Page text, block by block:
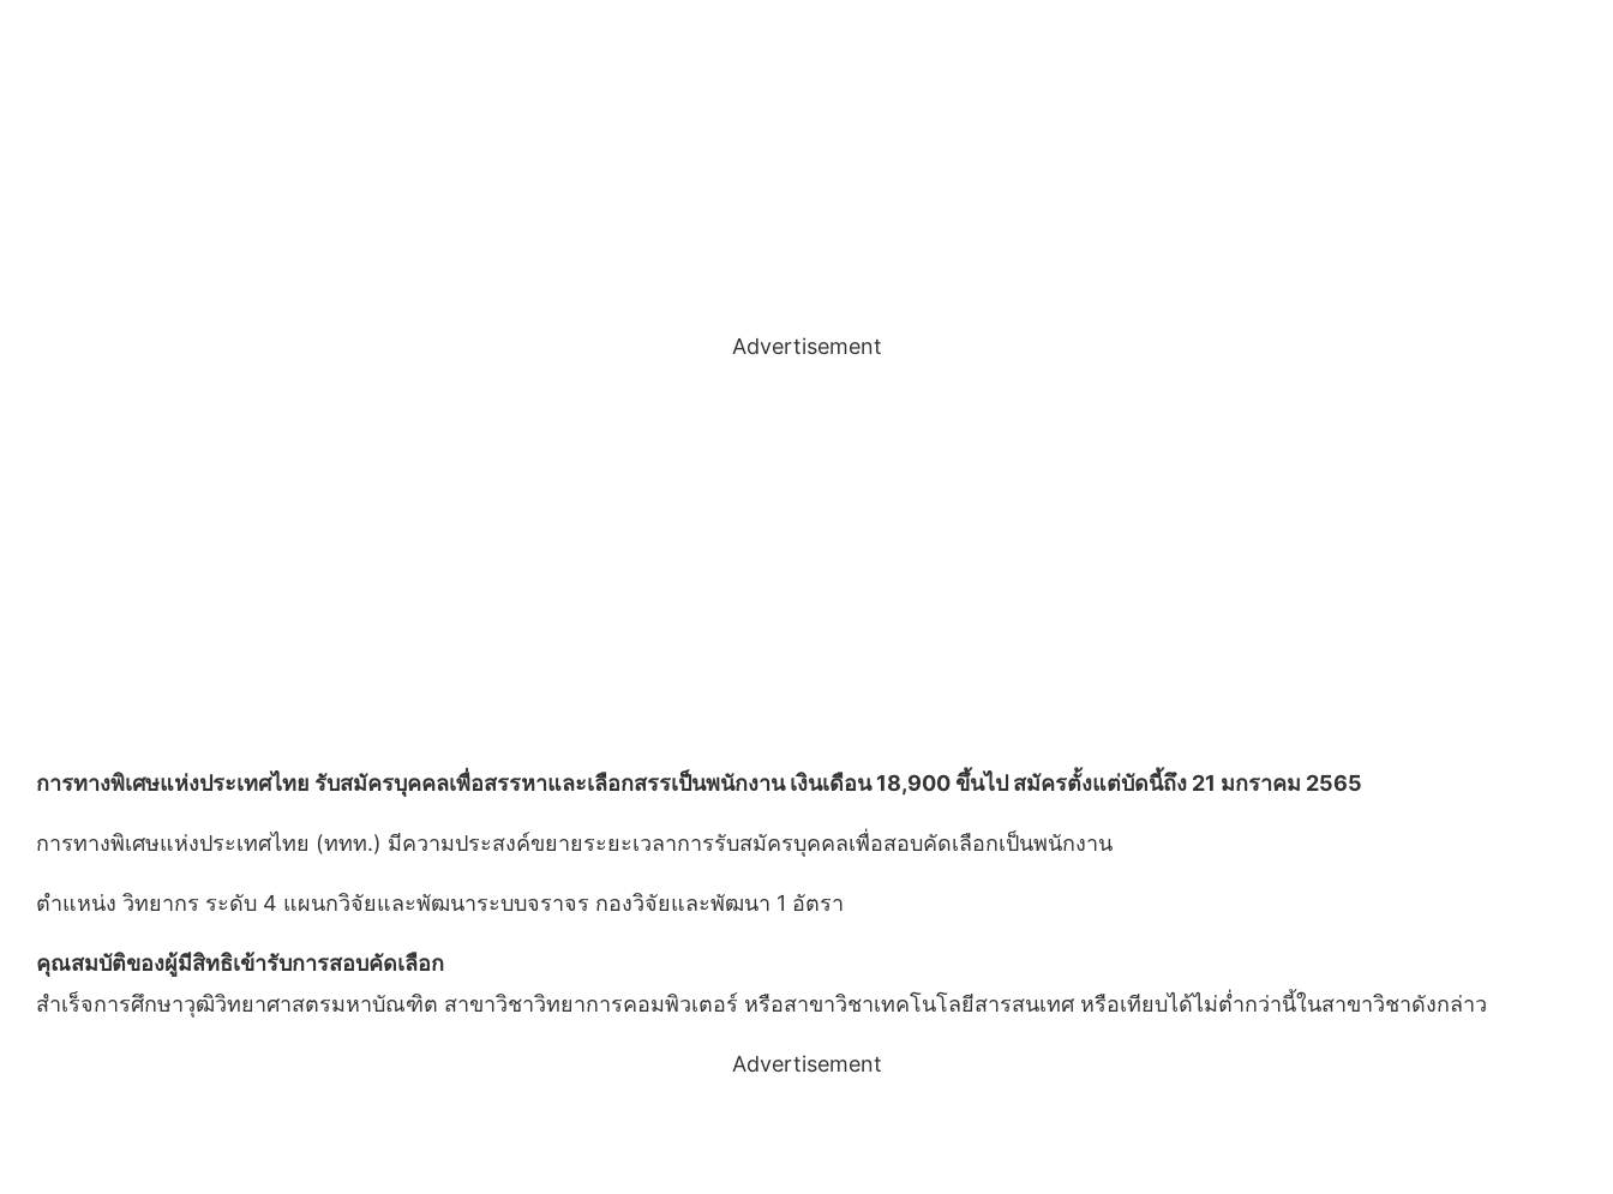
Advertisement
การทางพิเศษแห่งประเทศไทย รับสมัครบุคคลเพื่อสรรหาและเลือกสรรเป็นพนักงาน เงินเดือน 18,900 ขึ้นไป สมัครตั้งแต่บัดนี้ถึง 21 มกราคม 2565
การทางพิเศษแห่งประเทศไทย (ททท.) มีความประสงค์ขยายระยะเวลาการรับสมัครบุคคลเพื่อสอบคัดเลือกเป็นพนักงาน
ตำแหน่ง วิทยากร ระดับ 4 แผนกวิจัยและพัฒนาระบบจราจร กองวิจัยและพัฒนา 1 อัตรา
คุณสมบัติของผู้มีสิทธิเข้ารับการสอบคัดเลือก
สําเร็จการศึกษาวุฒิวิทยาศาสตรมหาบัณฑิต สาขาวิชาวิทยาการคอมพิวเตอร์ หรือสาขาวิชาเทคโนโลยีสารสนเทศ หรือเทียบได้ไม่ต่ำกว่านี้ในสาขาวิชาดังกล่าว
Advertisement